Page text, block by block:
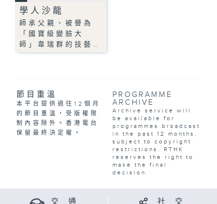
學人沙龍
師承父親、被譽為
「國寶級變臉大
師」韋瑞群的技藝…
節目重溫
本平台提供過往12個月
的節目重溫，受版權限
制內容除外。香港電台
保留最終決定權。
PROGRAMME
ARCHIVE
Archive service will
be available for
programmes broadcast
in the past 12 months,
subject to copyright
restrictions. RTHK
reserves the right to
make the final
decision.
交 通 社 交